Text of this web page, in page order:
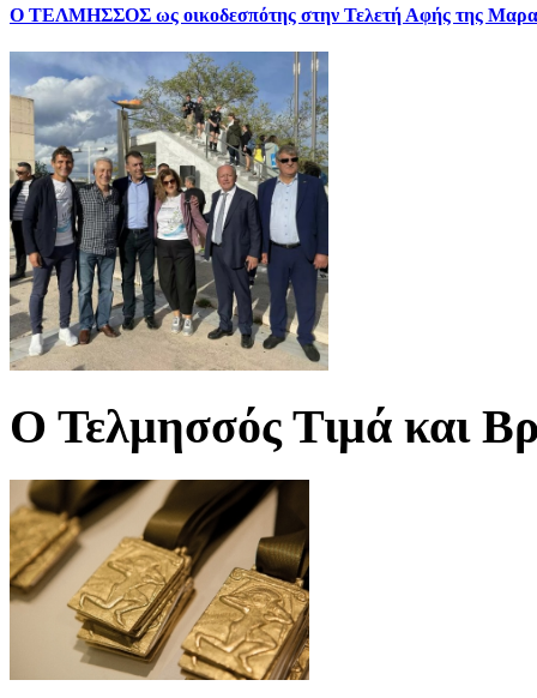
Ο ΤΕΛΜΗΣΣΟΣ ως οικοδεσπότης στην Τελετή Αφής της
Ο Τελμησσός Τιμά και